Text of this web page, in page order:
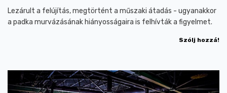
Lezárult a felújítás, megtörtént a műszaki átadás - ugyanakkor
a padka murvázásának hiányosságaira is felhívták a figyelmet.
Szólj hozzá!